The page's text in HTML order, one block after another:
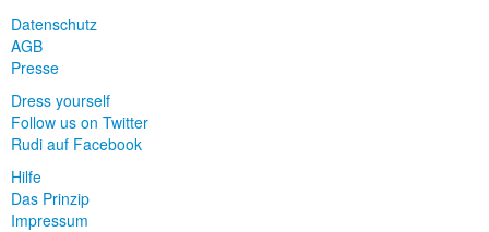
Datenschutz
AGB
Presse
Dress yourself
Follow us on Twitter
Rudi auf Facebook
Hilfe
Das Prinzip
Impressum